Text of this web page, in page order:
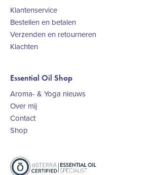
Klantenservice
Bestellen en betalen
Verzenden en retourneren
Klachten
Essential Oil Shop
Aroma- & Yoga nieuws
Over mij
Contact
Shop